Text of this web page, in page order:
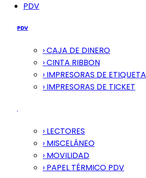
PDV
PDV
› CAJA DE DINERO
› CINTA RIBBON
› IMPRESORAS DE ETIQUETA
› IMPRESORAS DE TICKET
› LECTORES
› MISCELÁNEO
› MOVILIDAD
› PAPEL TÉRMICO PDV